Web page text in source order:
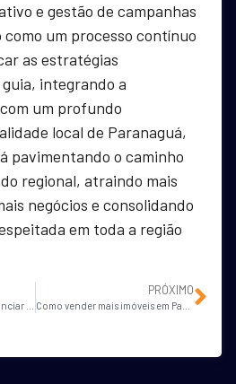
e gestão de campanhas
um processo contínuo
as estratégias
integrando a
um profundo
local de Paranaguá,
pavimentando o caminho
regional, atraindo mais
negócios e consolidando
em toda a região
PRÓXIMO